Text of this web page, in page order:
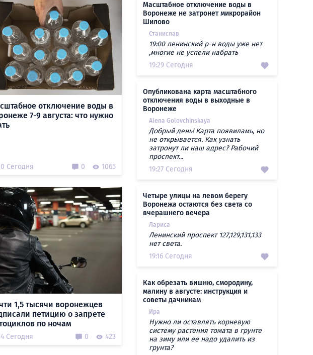
отключение воды в
7-9 августа: что нужно
Сегодня 0 1065
1,5 тысячи воронежцев
петицию о запрете
по ночам
Сегодня 0 423
Масштабное отключение воды в
Воронеже не затронет микрорайон
Шилово
Станислав
19:00 ленинский р-н воды уже нет
,многие не успели набрать
19:29 Сегодня
Опубликована карта масштабного
отключения воды в выходные в
Воронеже
Alena Golovchinskaya
Добрый день! Карта появиламь, но
не открывается. Как узнать
затронут ли наш адрес? Рабочий
проспект...
19:27 Сегодня
Четыре улицы на левом берегу
Воронежа остаются без света со
вчерашнего вечера
Лариса
Ленинский проспект 127,129,131,133
нет света.
19:16 Сегодня
Как обрезать вишню, смородину,
малину в августе: инструкция и
советы дачникам
Ира
Нужно ли оставлять корневую
систему растения томата в грунте
на зиму или ее надо удалить из
грунта?